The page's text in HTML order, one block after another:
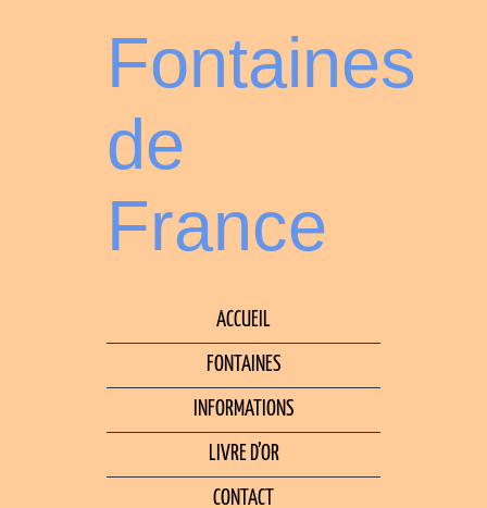
Fontaines
de
France
ACCUEIL
FONTAINES
INFORMATIONS
LIVRE D’OR
CONTACT